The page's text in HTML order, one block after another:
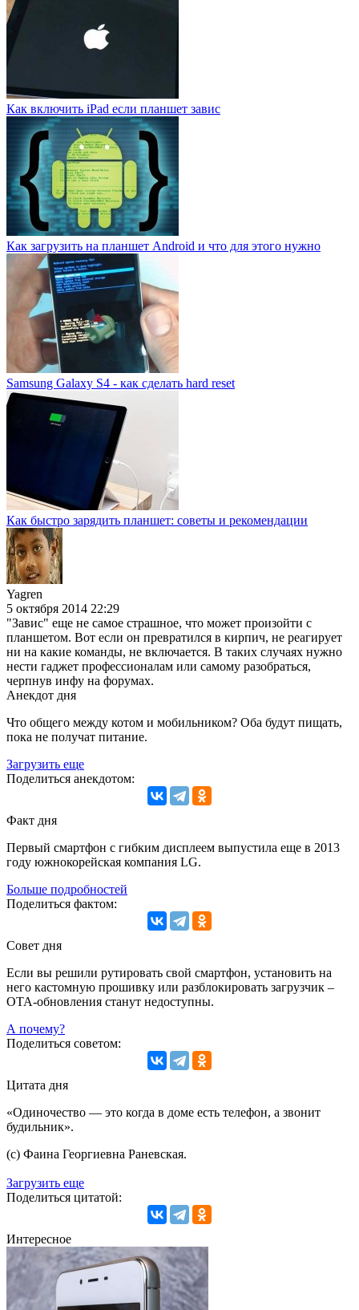
Как включить iPad если планшет завис
Как загрузить на планшет Android и что для этого нужно
Samsung Galaxy S4 - как сделать hard reset
Как быстро зарядить планшет: советы и рекомендации
Yagren
5 октября 2014 22:29
"Завис" еще не самое страшное, что может произойти с
планшетом. Вот если он превратился в кирпич, не реагирует
ни на какие команды, не включается. В таких случаях нужно
нести гаджет профессионалам или самому разобраться,
черпнув инфу на форумах.
Анекдот дня
Что общего между котом и мобильником? Оба будут пищать,
пока не получат питание.
Загрузить еще
Поделиться анекдотом:
Факт дня
Первый смартфон с гибким дисплеем выпустила еще в 2013
году южнокорейская компания LG.
Больше подробностей
Поделиться фактом:
Совет дня
Если вы решили рутировать свой смартфон, установить на
него кастомную прошивку или разблокировать загрузчик –
OTA-обновления станут недоступны.
А почему?
Поделиться советом:
Цитата дня
«Одиночество — это когда в доме есть телефон, а звонит
будильник».
(с) Фаина Георгиевна Раневская.
Загрузить еще
Поделиться цитатой:
Интересное